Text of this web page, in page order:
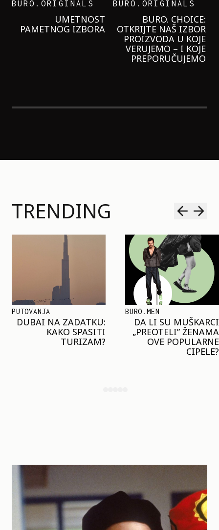
GARNIER KREMU I
NIKADA NIŠTA
LAGANIJE NISAM
KORISTILA
TRENDING
BURO.MEN
DA LI SU MUŠKARCI
„PREOTELI” ŽENAMA
OVE POPULARNE
TRENDOVI
KLJUČNI TREND LETA:
MARGO ROBI I HEJLI
BIBER NOSE ISTI
MODNI DETALJ